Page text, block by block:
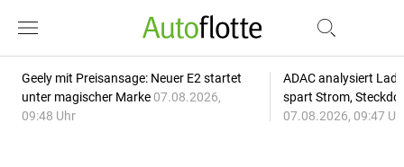
Geely mit Preisansage: Neuer E2 startet
unter magischer Marke 07.08.2026,
09:48 Uhr
ADAC analysiert
spart Strom,
07.08.2026, 09:47